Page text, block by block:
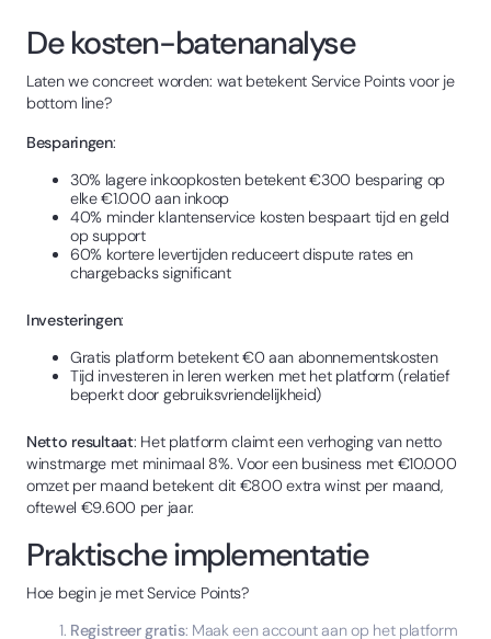
De kosten-batenanalyse
Laten we concreet worden: wat betekent Service Points voor je
bottom line?
Besparingen:
30% lagere inkoopkosten betekent €300 besparing op
elke €1.000 aan inkoop
40% minder klantenservice kosten bespaart tijd en geld
op support
60% kortere levertijden reduceert dispute rates en
chargebacks significant
Investeringen:
Gratis platform betekent €0 aan abonnementskosten
Tijd investeren in leren werken met het platform (relatief
beperkt door gebruiksvriendelijkheid)
Netto resultaat: Het platform claimt een verhoging van netto
winstmarge met minimaal 8%. Voor een business met €10.000
omzet per maand betekent dit €800 extra winst per maand,
oftewel €9.600 per jaar.
Praktische implementatie
Hoe begin je met Service Points?
Registreer gratis: Maak een account aan op het platform